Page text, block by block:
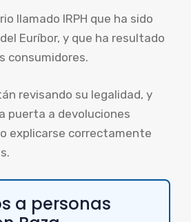
llamado IRPH que ha sido
Euríbor, y que ha resultado
consumidores.
revisando su legalidad, y
puerta a devoluciones
explicarse correctamente
a personas